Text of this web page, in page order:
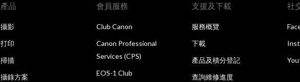
產品
攝影
打印
掃描
攝錄方案
會員服務
Club Canon
Canon Professional
Services (CPS)
EOS-1 Club
支援及下載
服務概覽
下載
產品及積分登記
查詢維修進度
社